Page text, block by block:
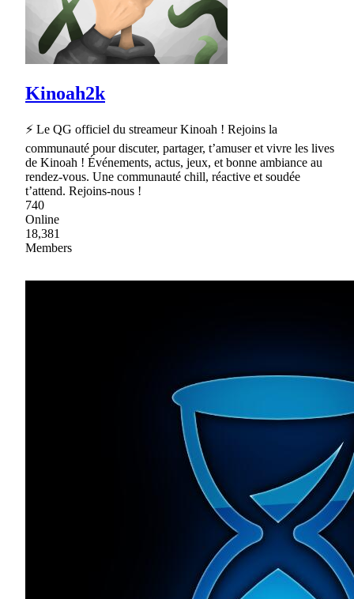
Kinoah2k
⚡ Le QG officiel du streameur Kinoah ! Rejoins la
communauté pour discuter, partager, t’amuser et vivre les lives
de Kinoah ! Événements, actus, jeux, et bonne ambiance au
rendez-vous. Une communauté chill, réactive et soudée
t’attend. Rejoins-nous !
740
Online
18,381
Members